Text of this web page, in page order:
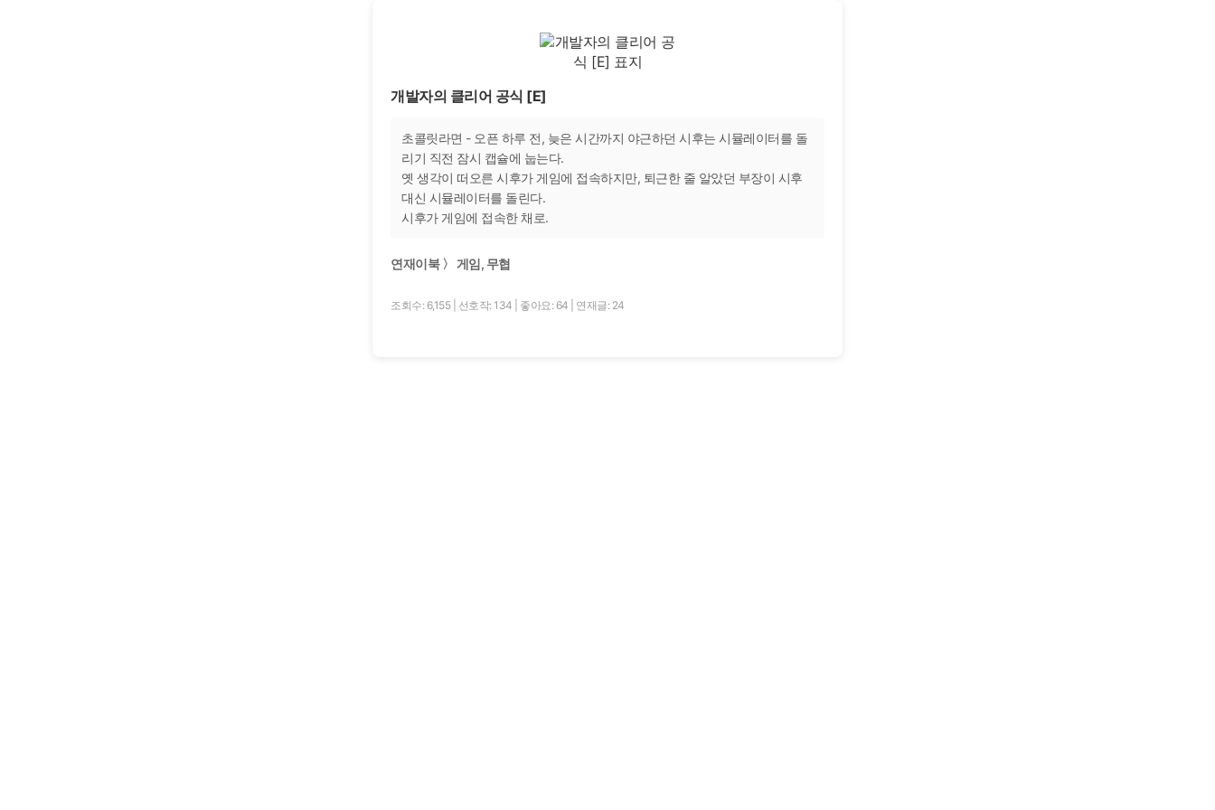
개발자의 클리어 공식 [E]
초콜릿라면 - 오픈 하루 전, 늦은 시간까지 야근하던 시후는 시뮬레이터를 돌
리기 직전 잠시 캡슐에 눕는다.
옛 생각이 떠오른 시후가 게임에 접속하지만, 퇴근한 줄 알았던 부장이 시후
대신 시뮬레이터를 돌린다.
시후가 게임에 접속한 채로.
연재이북 〉 게임, 무협
조회수: 6,155 선호작: 134 좋아요: 64 연재글: 24